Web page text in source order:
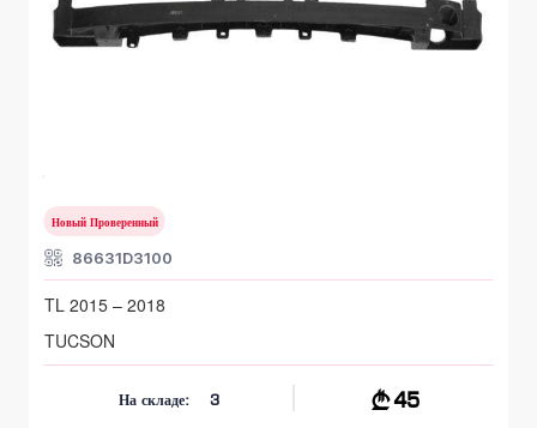
Новый Проверенный
86631D3100
TL 2015 – 2018
TUCSON
На складе: 3 45